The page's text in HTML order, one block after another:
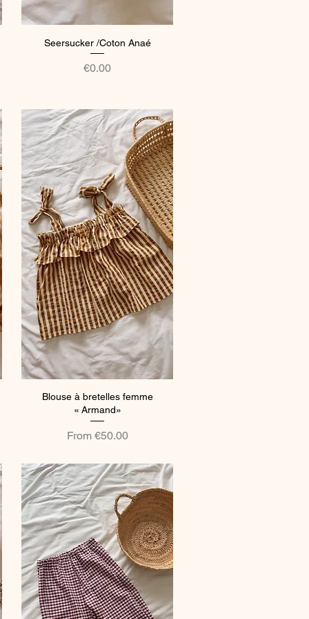
Quick View
Seersucker /Coton Anaé
Price
€0.00
Quick View
Blouse à bretelles femme
« Armand»
From €50.00
Sale Price